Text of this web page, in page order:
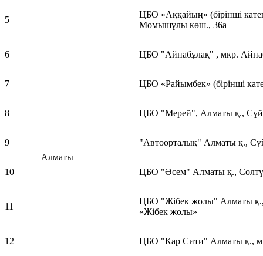
Алматы
5
ЦБО «Аққайың» (бірінші
Момышұлы көш., 36а
6 ЦБО "Айнабұлақ" , мкр.
7 ЦБО «Райымбек» (бірінші
8 ЦБО "Мерей", Алматы қ.,
9 "Автоорталық" Алматы қ.,
10 ЦБО "Әсем" Алматы қ.,
11
ЦБО "Жібек жолы" Алматы
«Жібек жолы»
12 ЦБО "Кар Сити" Алматы қ.,